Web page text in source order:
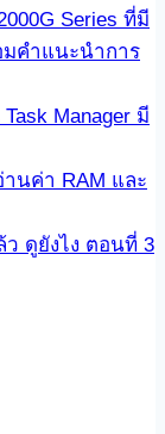
Series ที่มี
มคำแนะนำการ
Manager มี
นค่า RAM และ
ดูยังไง ตอนที่ 3